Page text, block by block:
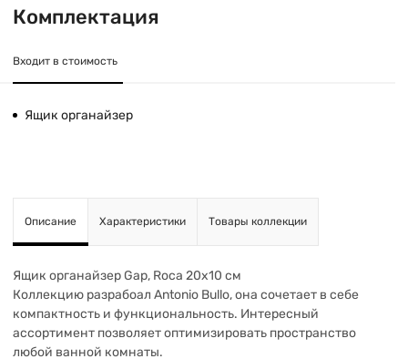
Комплектация
Входит в стоимость
Ящик органайзер
Описание Характеристики Товары коллекции
Ящик органайзер Gap, Roca 20х10 см
Коллекцию разрабоал Antonio Bullo, она сочетает в себе
компактность и функциональность. Интересный
ассортимент позволяет оптимизировать пространство
любой ванной комнаты.